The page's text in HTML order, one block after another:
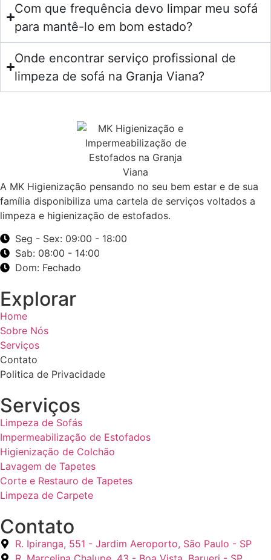
Com que frequência devo limpar meu sofá
para mantê-lo em bom estado?
Onde encontrar serviço profissional de
limpeza de sofá na Granja Viana?
A MK Higienização pensando no seu bem estar e de sua
família disponibiliza uma cartela de serviços voltados a
limpeza e higienização de estofados.
Seg - Sex: 09:00 - 18:00
Sab: 08:00 - 14:00
Dom: Fechado
Explorar
Home
Sobre Nós
Serviços
Contato
Politica de Privacidade
Serviços
Limpeza de Sofás
Impermeabilização de Estofados
Higienização de Colchão
Lavagem de Tapetes
Corte e Restauro de Tapetes
Limpeza de Carpete
Contato
R. Ipiranga, 551 - Jardim Aeroporto, São Paulo - SP